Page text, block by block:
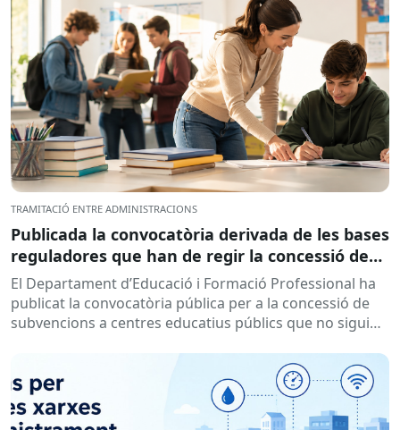
TRAMITACIÓ ENTRE ADMINISTRACIONS
Publicada la convocatòria derivada de les bases
reguladores que han de regir la concessió de
subvencions a centres educatius, per al
desenvolupament de programes de formació i
inserció, durant el curs 2026-2027
El Departament d’Educació i Formació Professional ha
publicat la convocatòria pública per a la concessió de
subvencions a centres educatius públics que no siguin